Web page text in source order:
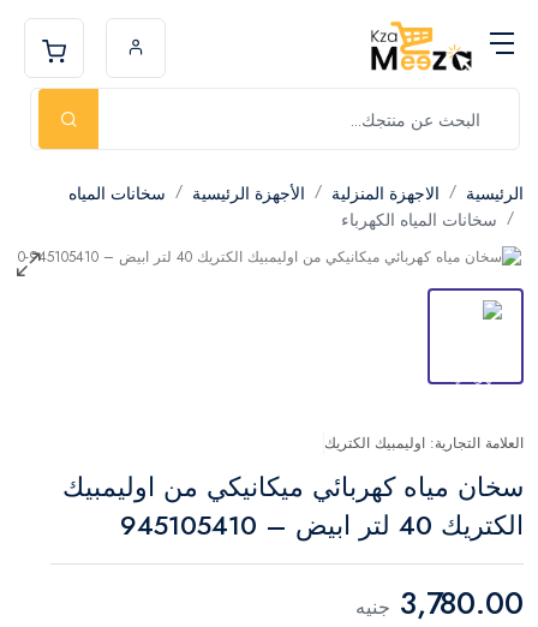
الرئيسية الاجهزة المنزلية الأجهزة الرئيسية
سخانات المياه
سخانات المياه الكهرباء
العلامة التجارية: اوليمبيك الكتريك
سخان مياه كهربائي ميكانيكي من اوليمبيك
الكتريك 40 لتر ابيض – 945105410
3,780.00 جنيه